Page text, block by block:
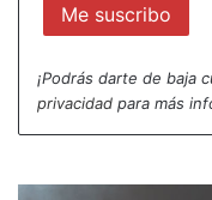
escuchar la lectura
DO SOLPOR (Un
Arte Dramático en
¡Podrás darte de baja
privacidad para más